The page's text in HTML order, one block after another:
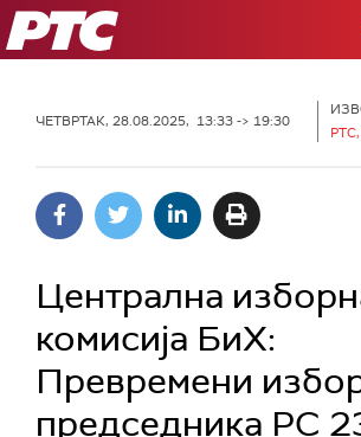
РТС
ЧЕТВРТАК, 28.08.2025, 13:33 -> 19:30
Централна
комисија БиХ:
Превремени
председника РС